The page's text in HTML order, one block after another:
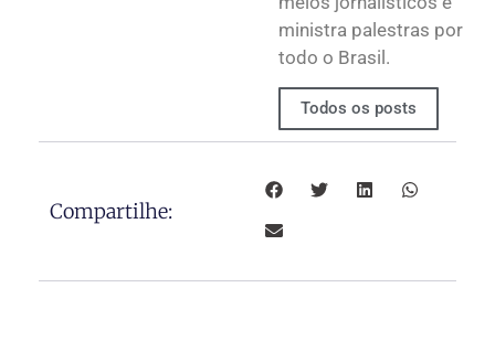
ministra palestras por
todo o Brasil.
Todos os posts
Compartilhe: